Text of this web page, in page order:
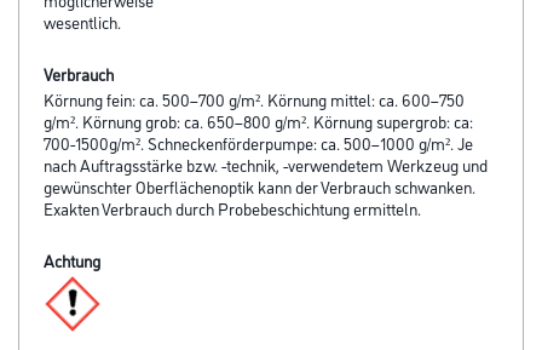
wesentlich.
Verbrauch
Körnung fein: ca. 500–700 g/m². Körnung mittel: ca. 600–750
g/m². Körnung grob: ca. 650–800 g/m². Körnung supergrob: ca:
700-1500g/m². Schneckenförderpumpe: ca. 500–1000 g/m². Je
nach Auftragsstärke bzw. -technik, -verwendetem Werkzeug und
gewünschter Oberflächenoptik kann der Verbrauch schwanken.
Exakten Verbrauch durch Probebeschichtung ermitteln.
Achtung